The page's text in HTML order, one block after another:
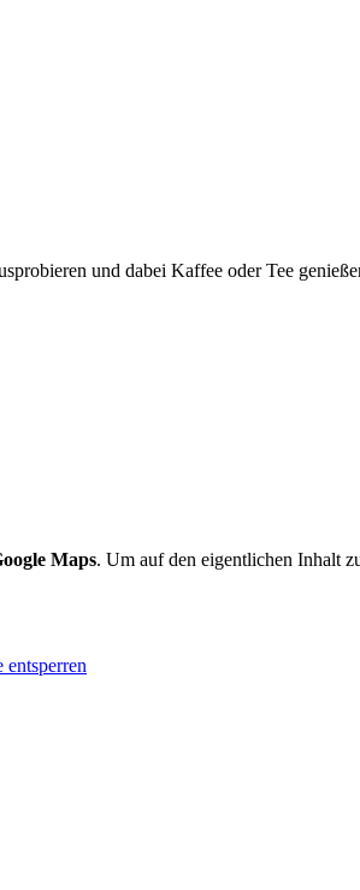
und dabei Kaffee oder Tee
Maps. Um auf den eigentlichen Inhalt